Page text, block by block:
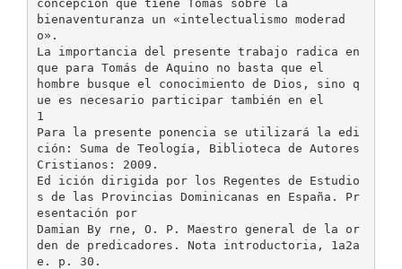
concepción que tiene Tomás sobre la
bienaventuranza un «intelectualismo moderad
o».
La importancia del presente trabajo radica en
que para Tomás de Aquino no basta que el
hombre busque el conocimiento de Dios, sino q
ue es necesario participar también en el
1
Para la presente ponencia se utilizará la edi
ción: Suma de Teología, Biblioteca de Autores
Cristianos: 2009.
Ed ición dirigida por los Regentes de Estudio
s de las Provincias Dominicanas en España. Pr
esentación por
Damian By rne, O. P. Maestro general de la or
den de predicadores. Nota introductoria, 1a2a
e. p. 30.